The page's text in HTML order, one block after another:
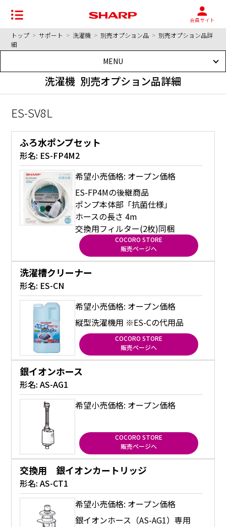
会員サイト
トップ > サポート > 洗濯機 > 別売オプション品 > 別売オプション品詳
細
洗濯機 別売オプション品詳細
MENU
ES-SV8L
ふろ水ポンプセット
形名: ES-FP4M2
希望小売価格: オープン価格
ES-FP4Mの後継商品
ポンプ本体部「抗菌仕様」
ホースの長さ 4m
交換用フィルター(2枚)同梱
COCORO STORE
販売ページへ
洗濯槽クリーナー
形名: ES-CN
希望小売価格: オープン価格
縦型洗濯機用 ※ES-Cの代用品
COCORO STORE
販売ページへ
銀イオンホース
形名:AS-AG1
希望小売価格: オープン価格
COCORO STORE
販売ページへ
交換用 銀イオンカートリッジ
形名:AS-CT1
希望小売価格: オープン価格
銀イオンホース（AS-AG1）専用